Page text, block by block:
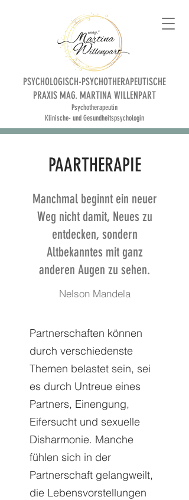
PSYCHOLOGISCH-PSYCHOTHERAPEUTISCHE
PRAXIS MAG. MARTINA WILLENPART
Psychotherapeutin
Klinische- und Gesundheitspsychologin
PAARTHERAPIE
Manchmal beginnt ein neuer
Weg nicht damit, Neues zu
entdecken, sondern
Altbekanntes mit ganz
anderen Augen zu sehen.
Nelson Mandela
Partnerschaften können
durch verschiedenste
Themen belastet sein, sei
es durch Untreue eines
Partners, Einengung,
Eifersucht und sexuelle
Disharmonie. Manche
fühlen sich in der
Partnerschaft gelangweilt,
die Lebensvorstellungen